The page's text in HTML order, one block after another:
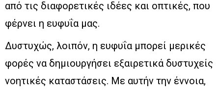
από τις διαφορετικές ιδέες και οπτικές, που
φέρνει η ευφυΐα μας.
Δυστυχώς, λοιπόν, η ευφυΐα μπορεί μερικές
φορές να δημιουργήσει εξαιρετικά δυστυχείς
νοητικές καταστάσεις. Με αυτήν την έννοια,